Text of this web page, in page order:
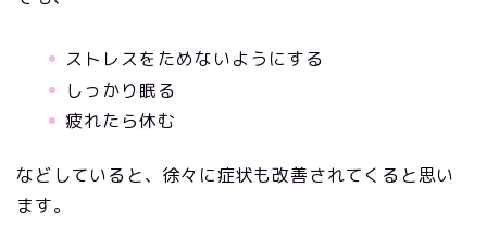
ストレスをためないようにする
しっかり眠る
疲れたら休む
などしていると、徐々に症状も改善されてくると思い
ます。